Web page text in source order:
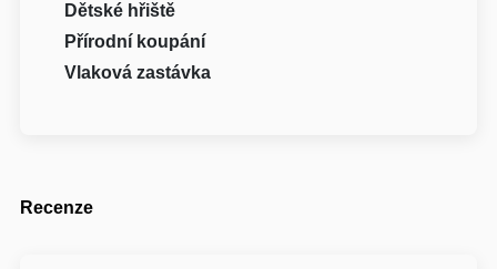
Dětské hřiště
Přírodní koupání
Vlaková zastávka
Recenze